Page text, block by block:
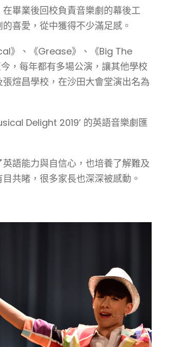
畢業後回校負責音樂劇的幕後工
喜愛，從中獲得不少滿足感。
》、《Grease》、《Big The
，每年都有多場公演，讓其他學校
煊昌學校，在沙田大會堂演出名為
Delight 2019’ 的英語音樂劇匯
語能力與自信心，也培養了解難及
共睹，很多家長也深深被感動。